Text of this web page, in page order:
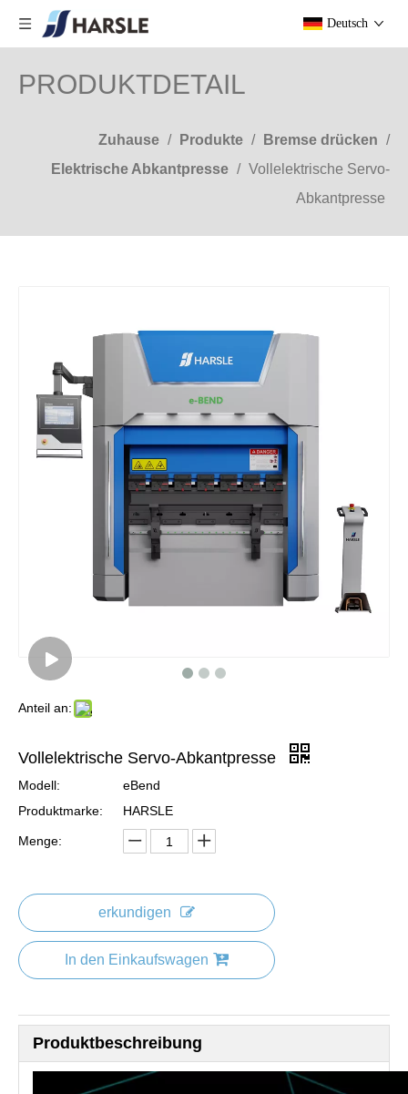
Deutsch
PRODUKTDETAIL
Zuhause / Produkte / Bremse drücken /
Elektrische Abkantpresse / Vollelektrische Servo-
Abkantpresse
Anteil an:
Vollelektrische Servo-Abkantpresse
Modell:
eBend
Produktmarke:
HARSLE
Menge:
erkundigen
In den Einkaufswagen
Produktbeschreibung